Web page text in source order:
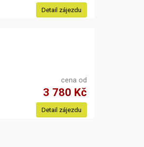
Detail zájezdu
cena od
3 780 Kč
Detail zájezdu